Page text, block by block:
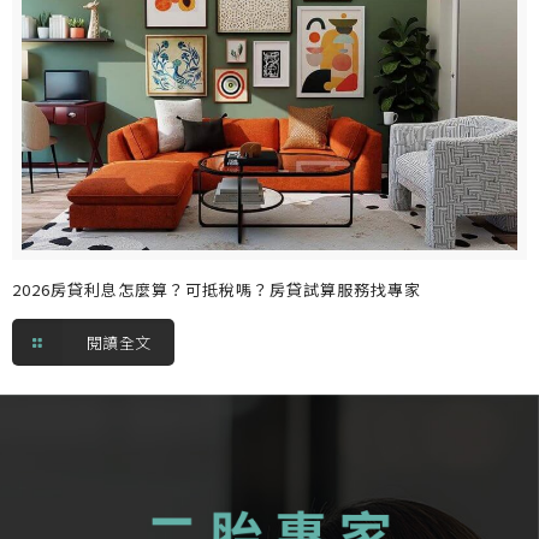
2026房貸利息怎麼算？可抵稅嗎？房貸試算服務找專家
閱讀全文